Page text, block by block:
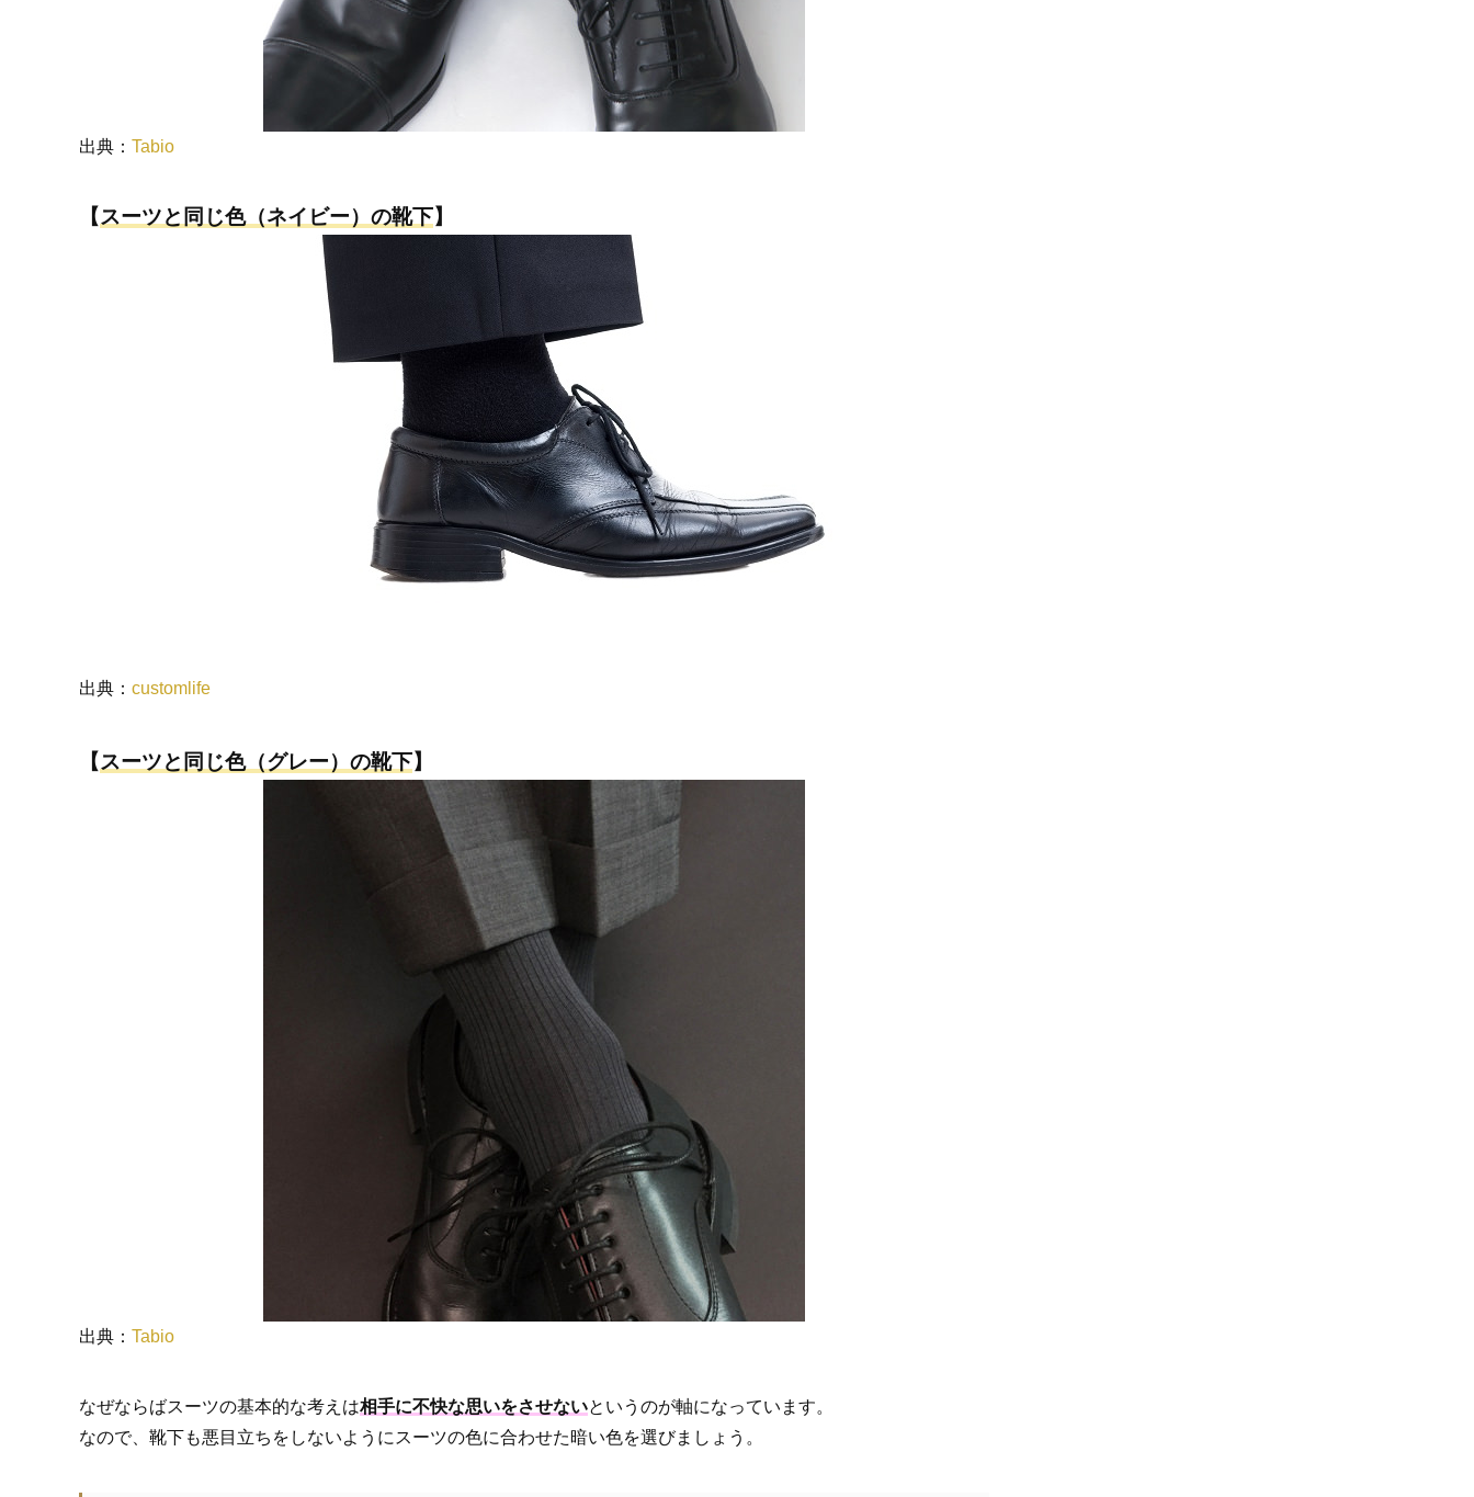
出典： Tabio
【 スーツと同じ色（ネイビー）の靴下】
出典： customlife
【 スーツと同じ色（グレー）の靴下】
出典： Tabio
なぜならばスーツの基本的な考えは相手に不快な思いをさせないというのが軸になっています。
なので、靴下も悪目立ちをしないようにスーツの色に合わせた暗い色を選びましょう。